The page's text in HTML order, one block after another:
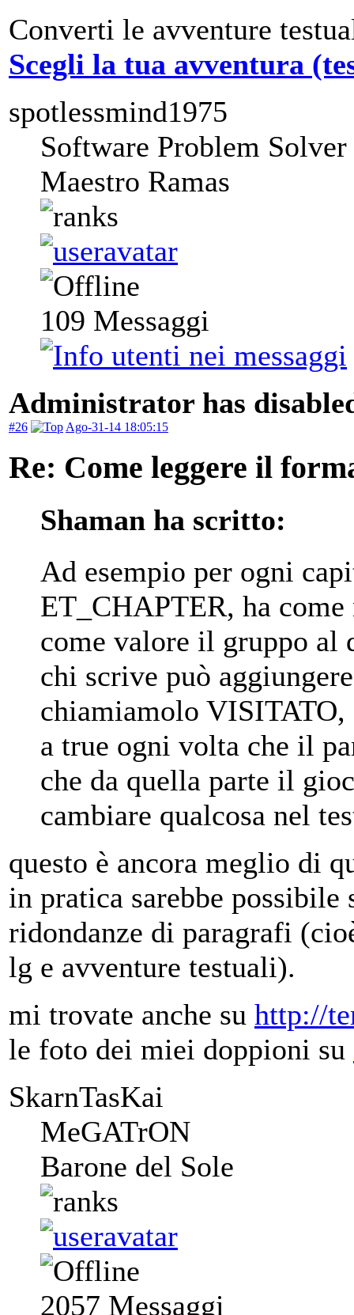
Converti le avventure
Scegli la tua avventura
spotlessmind1975
Software Problem Solver
Maestro Ramas
109 Messaggi
Administrator has
#26 Ago-31-14 18:05:15
Re: Come leggere il
Shaman ha scritto:
Ad esempio per ogni
ET_CHAPTER, ha
come valore il gruppo al
chi scrive può
chiamiamolo VISITATO,
a true ogni volta che il
che da quella parte il
cambiare qualcosa nel
questo è ancora meglio di
in pratica sarebbe possibile
ridondanze di paragrafi
lg e avventure testuali).
mi trovate anche su http://
le foto dei miei doppioni su
SkarnTasKai
MeGATrON
Barone del Sole
2057 Messaggi